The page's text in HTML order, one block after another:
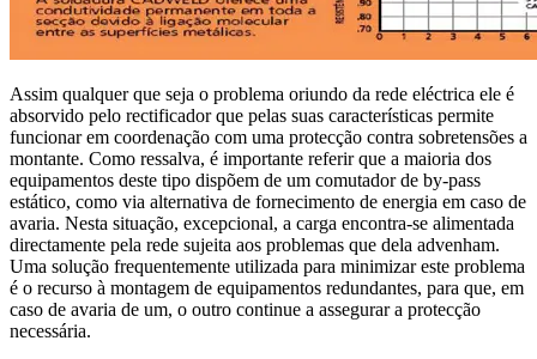
Assim qualquer que seja o problema oriundo da rede eléctrica ele é
absorvido pelo rectificador que pelas suas características permite
funcionar em coordenação com uma protecção contra sobretensões a
montante. Como ressalva, é importante referir que a maioria dos
equipamentos deste tipo dispõem de um comutador de by-pass
estático, como via alternativa de fornecimento de energia em caso de
avaria. Nesta situação, excepcional, a carga encontra-se alimentada
directamente pela rede sujeita aos problemas que dela advenham.
Uma solução frequentemente utilizada para minimizar este problema
é o recurso à montagem de equipamentos redundantes, para que, em
caso de avaria de um, o outro continue a assegurar a protecção
necessária.